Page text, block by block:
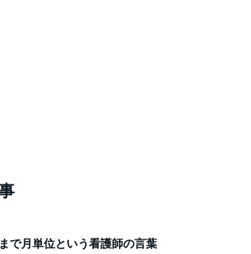
で月単位という看護師の言葉